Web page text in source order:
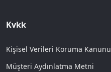
Kvkk
Kişisel Verileri Koruma Kanunu
Müşteri Aydınlatma Metni